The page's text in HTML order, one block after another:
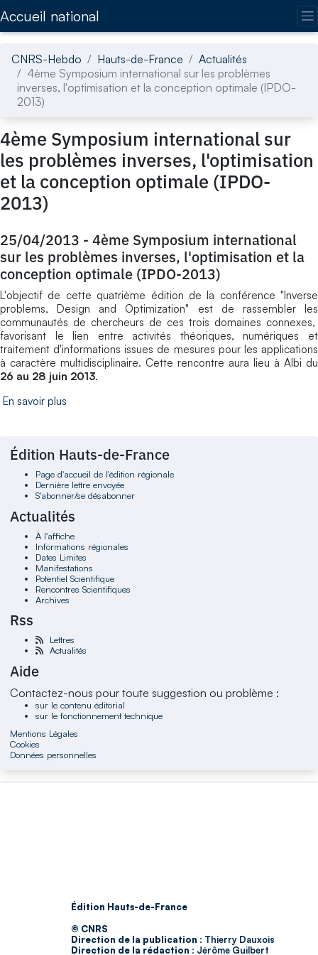
Accueil national
CNRS-Hebdo Hauts-de-France
Actualités
4ème Symposium international sur les problèmes
inverses, l'optimisation et la conception optimale (IPDO-
2013)
4ème Symposium international sur
les problèmes inverses, l'optimisation
et la conception optimale (IPDO-
2013)
25/04/2013 - 4ème Symposium international
sur les problèmes inverses, l'optimisation et la
conception optimale (IPDO-2013)
L'objectif de cette quatrième édition de la conférence "Inverse
problems, Design and Optimization" est de rassembler les
communautés de chercheurs de ces trois domaines connexes,
favorisant le lien entre activités théoriques, numériques et
traitement d'informations issues de mesures pour les applications
à caractère multidisciplinaire. Cette rencontre aura lieu à Albi du
26 au 28 juin 2013.
En savoir plus
Édition Hauts-de-France
Page d'accueil de l'édition régionale
Dernière lettre envoyée
S'abonner/se désabonner
Actualités
À l'affiche
Informations régionales
Dates Limites
Manifestations
Potentiel Scientifique
Rencontres Scientifiques
Archives
Rss
Lettres
Actualités
Aide
Contactez-nous pour toute suggestion ou problème :
sur le contenu éditorial
sur le fonctionnement technique
Mentions Légales
Cookies
Données personnelles
Édition Hauts-de-France
© CNRS
Direction de la publication : Thierry Dauxois
Direction de la rédaction : Jérôme Guilbert